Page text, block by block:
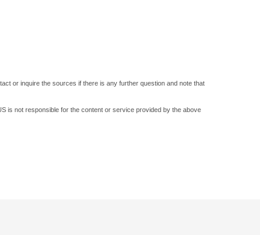
or inquire the sources if there is any further question and note that
is not responsible for the content or service provided by the above